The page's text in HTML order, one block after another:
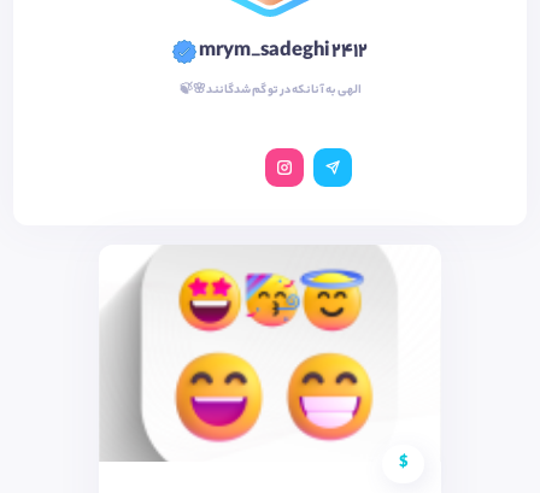
mrym_sadeghi 2412
الهی به آنانکه در تو گم شدگانند🌸🍃
$